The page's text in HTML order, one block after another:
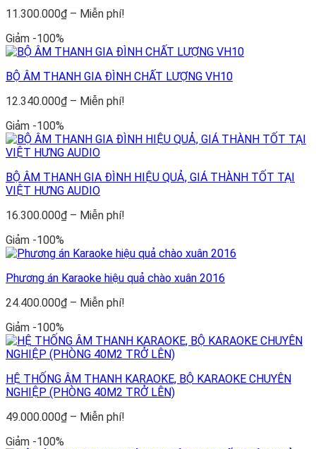
11.300.000₫ – Miễn phí!
11.300.000₫
Miễn
Giảm -100%
BỘ ÂM THANH GIA ĐÌNH CHẤT LƯỢNG VH10
12.340.000₫ – Miễn phí!
12.340.000₫
phí!
Giảm -100%
BỘ ÂM THANH GIA ĐÌNH HIỆU QUẢ, GIÁ THÀNH TỐT TẠI
VIỆT HƯNG AUDIO
16.300.000₫ – Miễn phí!
16.300.000₫
Miễn
Giảm -100%
Phương án Karaoke hiệu quả chào xuân 2016
24.400.000₫ – Miễn phí!
24.400.000₫
đến
phí!
Giảm -100%
HỆ THỐNG ÂM THANH KARAOKE, BỘ KARAOKE CHUYÊN
NGHIỆP (PHÒNG 40M2 TRỞ LÊN)
49.000.000₫ – Miễn phí!
Giảm -100%